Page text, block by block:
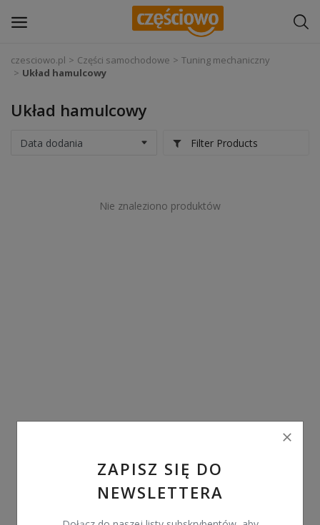
Zaloguj się
Zarejestruj
Wyposażenie i akcesoria samochodowe
Polski
ZAPISZ SIĘ DO
NEWSLETTERA
czesciowo.pl Części samochodowe
Tuning mechaniczny
Układ hamulcowy
Układ hamulcowy
Filter Products
Nie znaleziono produktów